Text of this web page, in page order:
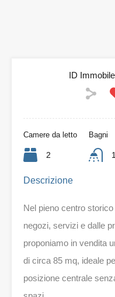
ID
Camere da letto
2
Bagni
Descrizione
Nel pieno centro
negozi, servizi e dalle
proponiamo in vendita
di circa 85 mq, ideale
posizione centrale